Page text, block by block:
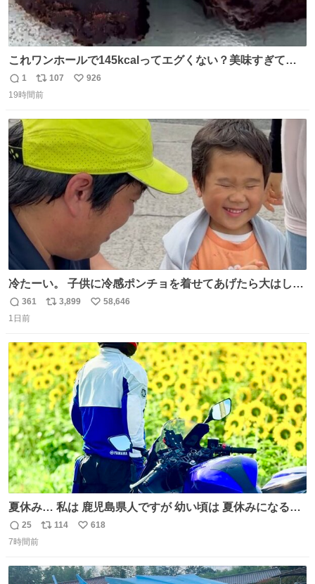
これワンホールで145kcalってエグくない？美味すぎて毎
日食べてるけど、次の日体重測ったら痩せてるの嬉しすぎ
る😭 レシピリプ⬇️
返
信
1
リ
ポ
ト
数
107
い
数
926
19時間前
冷たーい。 子供に冷感ポンチョを着せてあげたら大はしゃ
ぎで喜んでくれました。 こんな素敵な代物を提供してくれ
た山口県の恩師に感謝。
返
信
361
リ
ト
数
3,899
い
数
58,646
1日前
夏休み… 私は 鹿児島県人ですが 幼い頃は 夏休みになると
母の郷… 山梨へ遊びに行くのが楽しみでした 母の実家へ 1
ヶ月近く泊まって … … 今の私は 医療従事者 お盆休み？ﾅﾆ
景 淡い記憶 そんな思い出の風景… ありますか？
返
信
25
リ
ト
114
い
数
618
7時間前